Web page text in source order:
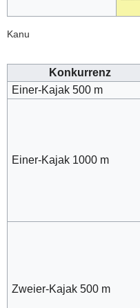
Kanu
Konkurrenz
Einer-Kajak 500 m
Einer-Kajak 1000 m
Zweier-Kajak 500 m